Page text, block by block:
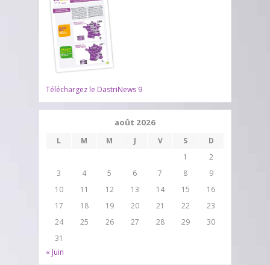
Téléchargez le DastriNews 9
août 2026
L M M J V S
D
1
2
3
4 5 6 7 8
9
10
11 12 13 14 15
16
17
18 19 20 21 22
23
24
25 26 27 28 29
30
31
« Juin